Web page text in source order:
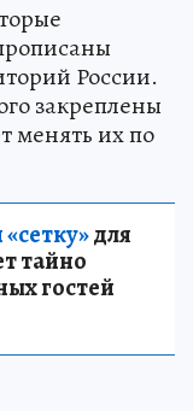
России.
закреплены
менять их по
для
тайно
гостей